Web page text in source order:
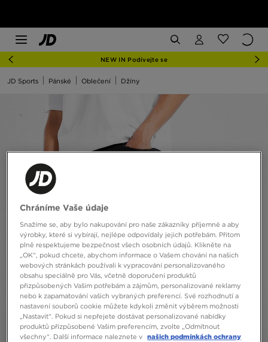
NEW IN Podívejte se
JD Sports Pánské Oblečení Džíny
Chráníme Vaše údaje
Snažíme se, aby bylo nakupování pro naše zákazníky příjemné a aby
výrobky, které si vybírají, nejlépe odpovídaly jejich potřebám. Přitom
plně respektujeme bezpečnost všech osobních údajů. Klikněte na
„OK“, pokud chcete, abychom informace o Vašem chování na našich
webových stránkách používali k vypracování personalizovaného
obsahu speciálně pro Vás, včetně doporučení produktů
přizpůsobených Vašim potřebám a zájmům, personalizované reklamy
nebo k zapamatování vašich vybraných preferencí. Své rozhodnutí a
nastavení souborů cookie můžete kdykoli změnit výběrem možnosti
„Nastavit“. Pokud si nepřejete dostávat personalizované nabídky
produktů přizpůsobené Vašim preferencím, zvolte „Odmítnout
všechny“. Další informace naleznete v našich podmínkách ochrany